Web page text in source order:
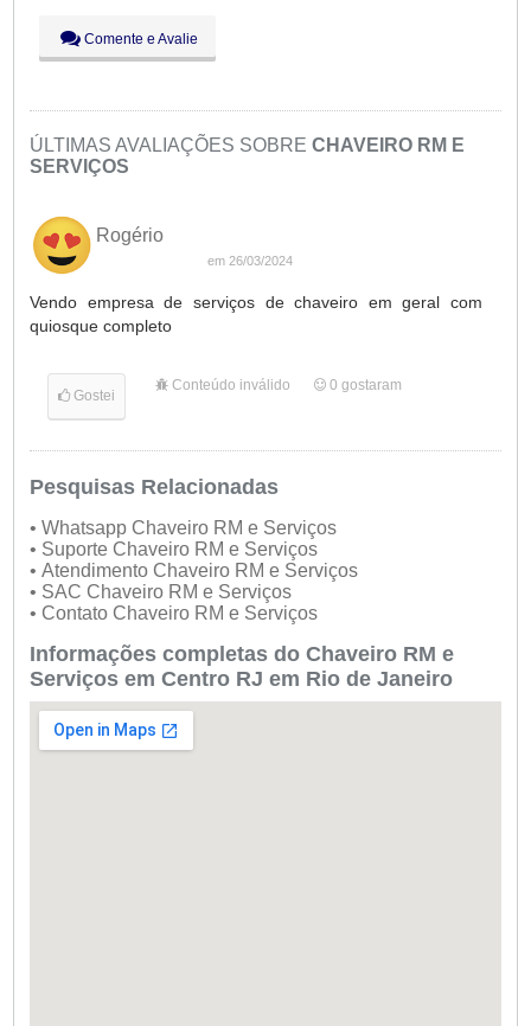
Dom:
Fechado
Comente e Avalie
ÚLTIMAS AVALIAÇÕES SOBRE CHAVEIRO RM E
SERVIÇOS
Rogério
em 26/03/2024
Vendo empresa de serviços de chaveiro em geral com
quiosque completo
Gostei
Conteúdo inválido 0 gostaram
Pesquisas Relacionadas
• Whatsapp Chaveiro RM e Serviços
• Suporte Chaveiro RM e Serviços
• Atendimento Chaveiro RM e Serviços
• SAC Chaveiro RM e Serviços
• Contato Chaveiro RM e Serviços
Informações completas do Chaveiro RM e
Serviços em Centro RJ em Rio de Janeiro